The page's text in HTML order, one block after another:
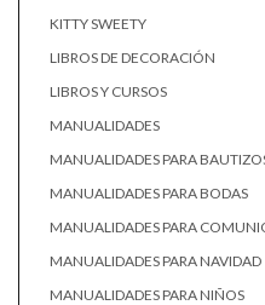
KITTY SWEETY
LIBROS DE DECORACIÓN
LIBROS Y CURSOS
MANUALIDADES
MANUALIDADES PARA
MANUALIDADES PARA BODAS
MANUALIDADES PARA
MANUALIDADES PARA NAVIDAD
MANUALIDADES PARA NIÑOS